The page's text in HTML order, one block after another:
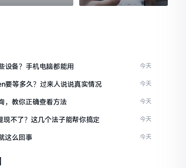
设备？手机电脑都能用 今天
要等多久？过来人说说真实情况 今天
，教你正确查看方法 今天
不了？这几个法子能帮你搞定 今天
这么回事 今天